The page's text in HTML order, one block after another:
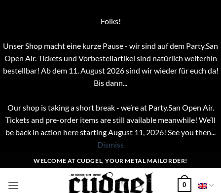
Folks!
Unser Shop macht eine kurze Pause - wir sind auf dem Party.San
Open Air. Tickets und Vorbestellartikel sind natürlich weiterhin
bestellbar! Ab dem 11. August 2026 sind wir wieder für euch da!
Bis dann...
Our shop is taking a short break - we’re at Party.San Open Air.
Tickets and pre-order items are still available meanwhile! We’ll
be back in action here starting August 11, 2026! See you then...
Dismiss
to
content
WELCOME AT CUDGEL, YOUR METAL MAILORDER!
0